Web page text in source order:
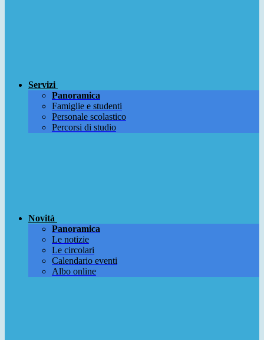
Servizi
Panoramica
Famiglie e studenti
Personale scolastico
Percorsi di studio
Novità
Panoramica
Le notizie
Le circolari
Calendario eventi
Albo online